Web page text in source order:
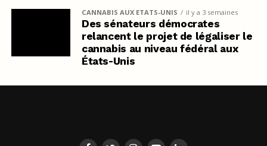
CANNABIS AUX ETATS-UNIS il y a 3 semaines
Des sénateurs démocrates
relancent le projet de légaliser le
cannabis au niveau fédéral aux
États-Unis